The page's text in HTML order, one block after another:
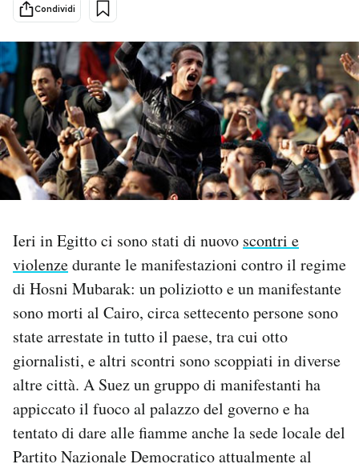
Cultura
Economia
Sport
Altrecose
Mondiali calcio 2026
PODCAST
NEWSLETTER
I MIEI PREFERITI
SHOP
AREA PERSONALE
Area Personale
Newsletter
Condividi
Ieri in Egitto ci sono stati di nuovo scontri e
violenzedurante le manifestazioni contro il regime
di Hosni Mubarak: un poliziotto e un manifestante
sono morti al Cairo, circa settecento persone sono
state arrestate in tutto il paese, tra cui otto
giornalisti, e altri scontri sono scoppiati in diverse
altre città. A Suez un gruppo di manifestanti ha
appiccato il fuoco al palazzo del governo e ha
tentato di dare alle fiamme anche la sede locale del
Partito Nazionale Democratico attualmente al